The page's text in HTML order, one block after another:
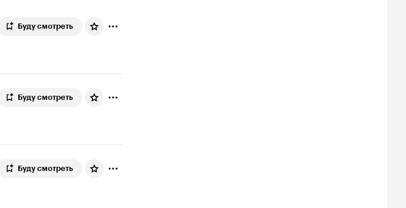
Буду смотреть
Буду смотреть
Буду смотреть